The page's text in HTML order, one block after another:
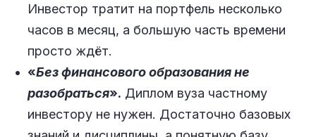
Инвестор тратит на портфель несколько
часов в месяц, а большую часть времени
просто ждёт.
«Без финансового образования не
разобраться». Диплом вуза частному
инвестору не нужен. Достаточно базовых